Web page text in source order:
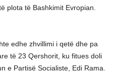
plota të Bashkimit Evropian.
edhe zhvillimi i qetë dhe pa
të 23 Qershorit, ku fitues doli
e Partisë Socialiste, Edi Rama.